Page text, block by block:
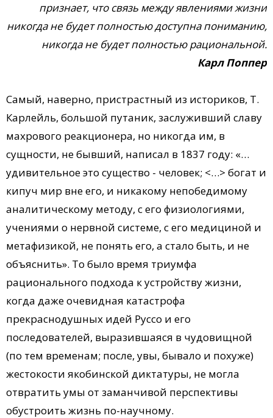
признает, что связь между явлениями жизни
никогда не будет полностью доступна пониманию,
никогда не будет полностью рациональной.
Карл Поппер
Самый, наверно, пристрастный из историков, Т.
Карлейль, большой путаник, заслуживший славу
махрового реакционера, но никогда им, в
сущности, не бывший, написал в 1837 году: «…
удивительное это существо - человек; <…> богат и
кипуч мир вне его, и никакому непобедимому
аналитическому методу, с его физиологиями,
учениями о нервной системе, с его медициной и
метафизикой, не понять его, а стало быть, и не
объяснить». То было время триумфа
рационального подхода к устройству жизни,
когда даже очевидная катастрофа
прекраснодушных идей Руссо и его
последователей, выразившаяся в чудовищной
(по тем временам; после, увы, бывало и похуже)
жестокости якобинской диктатуры, не могла
отвратить умы от заманчивой перспективы
обустроить жизнь по-научному.